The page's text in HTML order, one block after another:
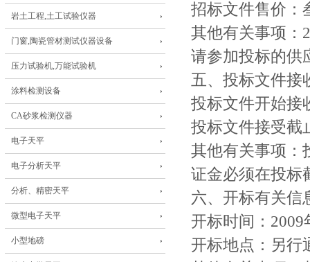
岩土工程,土工试验仪器
门窗,陶瓷管材测试仪器设备
压力试验机,万能试验机
涂料检测设备
CA砂浆检测仪器
电子天平
电子分析天平
分析、精密天平
微型电子天平
小型地磅
招标文件售价：
其他有关事项：
请参加投标的
五、投标文件接
投标文件开始接
投标文件接受截
其他有关事项：
证金必须在投标
六、开标有关信
开标时间：
开标地点：另行